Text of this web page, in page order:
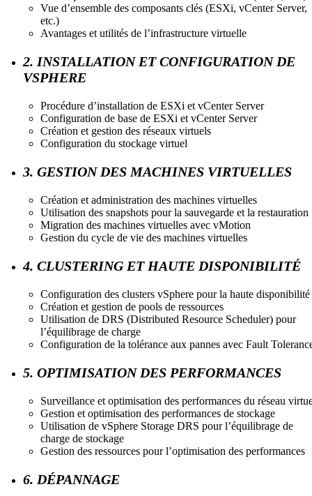
Vue d’ensemble des composants clés (ESXi, vCenter Server,
etc.)
Avantages et utilités de l’infrastructure virtuelle
2. INSTALLATION ET CONFIGURATION DE
VSPHERE
Procédure d’installation de ESXi et vCenter Server
Configuration de base de ESXi et vCenter Server
Création et gestion des réseaux virtuels
Configuration du stockage virtuel
3. GESTION DES MACHINES VIRTUELLES
Création et administration des machines virtuelles
Utilisation des snapshots pour la sauvegarde et la restauration
Migration des machines virtuelles avec vMotion
Gestion du cycle de vie des machines virtuelles
4. CLUSTERING ET HAUTE DISPONIBILITÉ
Configuration des clusters vSphere pour la haute disponibilité
Création et gestion de pools de ressources
Utilisation de DRS (Distributed Resource Scheduler) pour
l’équilibrage de charge
Configuration de la tolérance aux pannes avec Fault
5. OPTIMISATION DES PERFORMANCES
Surveillance et optimisation des performances du réseau
Gestion et optimisation des performances de stockage
Utilisation de vSphere Storage DRS pour l’équilibrage de
charge de stockage
Gestion des ressources pour l’optimisation des performances
6. DÉPANNAGE